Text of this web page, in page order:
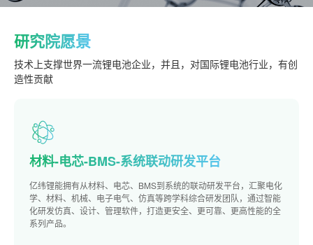
研究院愿景
技术上支撑世界一流锂电池企业，并且，对国际锂电池行业，有创
造性贡献
材料-电芯-BMS-系统联动研发平台
亿纬锂能拥有从材料、电芯、BMS到系统的联动研发平台，汇聚电化
学、材料、机械、电子电气、仿真等跨学科综合研发团队，通过智能
化研发仿真、设计、管理软件，打造更安全、更可靠、更高性能的全
系列产品。